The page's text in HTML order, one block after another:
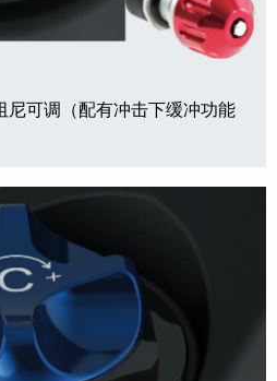
尼可调（配有冲击下缓冲功能